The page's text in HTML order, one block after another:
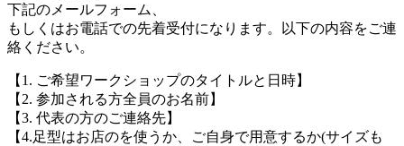
下記のメールフォーム、
もしくはお電話での先着受付になります。以下の内容をご連
絡ください。
【1. ご希望ワークショップのタイトルと日時】
【2. 参加される方全員のお名前】
【3. 代表の方のご連絡先】
【4.足型はお店のを使うか、ご自身で用意するか(サイズも